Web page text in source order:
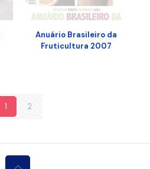
Anuário Brasileiro da
Fruticultura 2007
1 2